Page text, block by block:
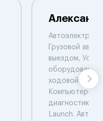
Автоэлектрик
Грузовой
выездом,
ходовой части.
Компьютерная
диагностика:
Launch.